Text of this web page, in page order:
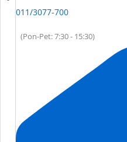
011/3077-700
(Pon-Pet: 7:30 - 15:30)